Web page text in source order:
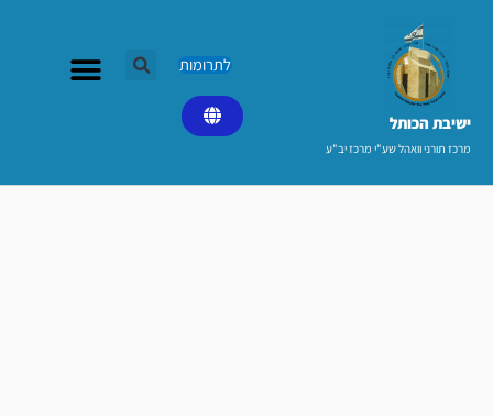
ישיבת הכותל​
מרכז תורני וואהל שע"י מרכז יב"ע
לתרומות